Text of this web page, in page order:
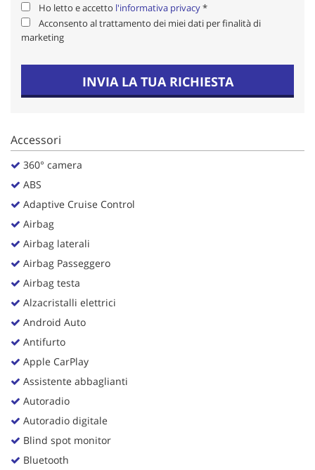
Ho letto e accetto l'informativa privacy*
Acconsento al trattamento dei miei dati per finalità di
marketing
INVIA LA TUA RICHIESTA
Accessori
360° camera
ABS
Adaptive Cruise Control
Airbag
Airbag laterali
Airbag Passeggero
Airbag testa
Alzacristalli elettrici
Android Auto
Antifurto
Apple CarPlay
Assistente abbaglianti
Autoradio
Autoradio digitale
Blind spot monitor
Bluetooth
le
impostazioni